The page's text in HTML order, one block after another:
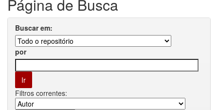
Página de Busca
Buscar em:
por
Filtros correntes: